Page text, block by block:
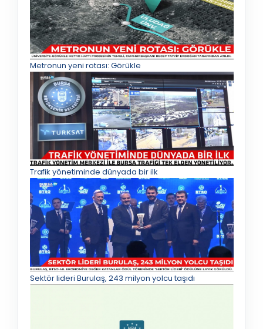
Metronun yeni rotası: Görükle
Trafik yönetiminde dünyada bir ilk
Sektör lideri Burulaş, 243 milyon yolcu taşıdı